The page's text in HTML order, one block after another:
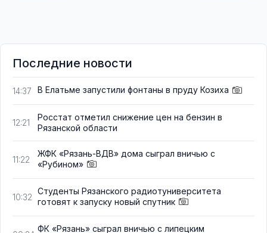
Последние новости
14:37 В Елатьме запустили фонтаны в пруду Козиха
12:21
Росстат отметил снижение цен на бензин в
Рязанской области
11:22
ЖФК «Рязань-ВДВ» дома сыграл вничью с
«Рубином»
10:32
Студенты Рязанского радиотуниверситета
готовят к запуску новый спутник
ФК «Рязань» сыграл вничью с липецким